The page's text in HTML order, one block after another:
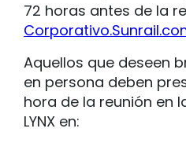
72 horas antes de la
Aquellos que deseen
en persona deben
hora de la reunión en
LYNX en: